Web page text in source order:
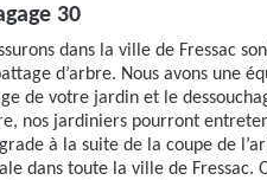
30
dans la ville de Fressac
d’arbre. Nous avons une
de votre jardin et le
nos jardiniers pourront
à la suite de la coupe de
dans toute la ville de Fressac.